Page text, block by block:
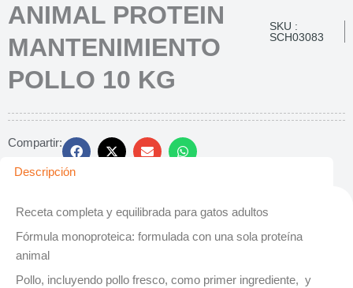
ANIMAL PROTEIN
MANTENIMIENTO
POLLO 10 KG
SKU :
SCH03083
Compartir:
Descripción
Receta completa y equilibrada para gatos adultos
Fórmula monoproteica: formulada con una sola proteína
animal
Pollo, incluyendo pollo fresco, como primer ingrediente, y